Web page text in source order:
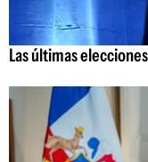
Las últimas